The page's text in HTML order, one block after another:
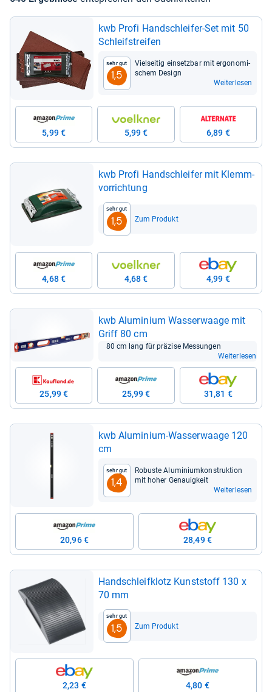
kwb Profi Hand­schlei­fer-​Set mit 50
Schleif­strei­fen
Sehr gut
1,5
Viel­sei­tig ein­setz­bar mit ergo­no­mi­
schem Design
Weiterlesen
5,99 € 5,99 € 6,89 €
kwb Profi Hand­schlei­fer mit Klemm­
vor­rich­tung
Sehr gut
1,5 Zum Produkt
4,68 € 4,68 € 4,99 €
kwb Alu­mi­nium Was­ser­waage mit
Griff 80 cm
80 cm lang für prä­zise Mes­sun­gen
Weiterlesen
25,99 € 25,99 € 31,81 €
kwb Alu­mi­nium-​Was­ser­waage 120
cm
Sehr gut
1,4
Robuste Alu­mi­ni­um­kon­struk­tion
mit hoher Genau­ig­keit
Weiterlesen
20,96 € 28,49 €
Hand­schleif­klotz Kunst­stoff 130 x
70 mm
Sehr gut
1,5 Zum Produkt
2,23 € 4,80 €